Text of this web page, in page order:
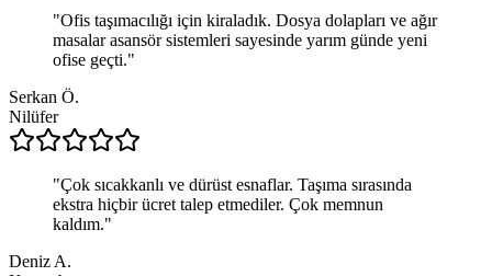
"Ofis taşımacılığı için kiraladık. Dosya dolapları ve ağır
masalar asansör sistemleri sayesinde yarım günde yeni
ofise geçti."
Serkan Ö.
Nilüfer
"Çok sıcakkanlı ve dürüst esnaflar. Taşıma sırasında
ekstra hiçbir ücret talep etmediler. Çok memnun
kaldım."
Deniz A.